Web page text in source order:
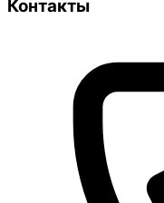
Контакты